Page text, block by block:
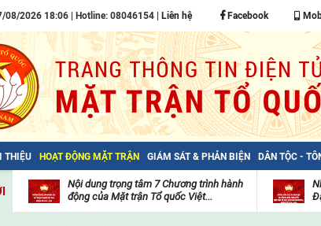
08/2026 18:06 | Hotline: 08046154 | Liên hệ Facebook
THIỆU HOẠT ĐỘNG MẶT TRẬN GIÁM SÁT & PHẢN BIỆN DÂN TỘC -
Nội dung trọng tâm 7 Chương trình hành
động của Mặt trận Tổ quốc Việt...